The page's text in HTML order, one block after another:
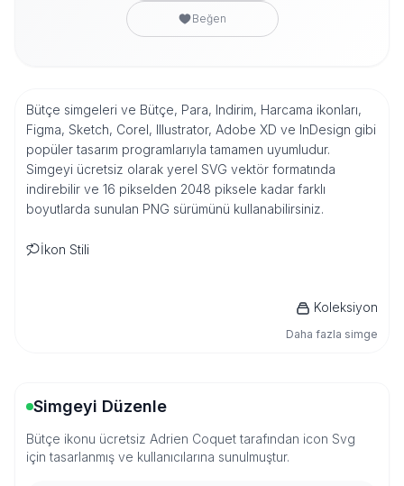
Beğen
Bütçe simgeleri ve Bütçe, Para, Indirim, Harcama ikonları,
Figma, Sketch, Corel, Illustrator, Adobe XD ve InDesign gibi
popüler tasarım programlarıyla tamamen uyumludur.
Simgeyi ücretsiz olarak yerel SVG vektör formatında
indirebilir ve 16 pikselden 2048 piksele kadar farklı
boyutlarda sunulan PNG sürümünü kullanabilirsiniz.
İkon Stili
Koleksiyon
Daha fazla simge
Simgeyi Düzenle
Bütçe ikonu ücretsiz Adrien Coquet tarafından icon Svg
için tasarlanmış ve kullanıcılarına sunulmuştur.